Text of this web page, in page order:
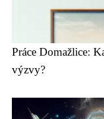
Práce Domažlice:
výzvy?